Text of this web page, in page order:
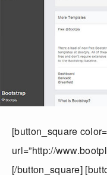
[button_square
url=”http://
[/button_square]